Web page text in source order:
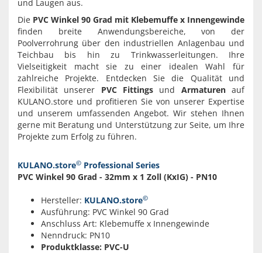
und Laugen aus.
Die PVC Winkel 90 Grad mit Klebemuffe x Innengewinde
finden breite Anwendungsbereiche, von der
Poolverrohrung über den industriellen Anlagenbau und
Teichbau bis hin zu Trinkwasserleitungen. Ihre
Vielseitigkeit macht sie zu einer idealen Wahl für
zahlreiche Projekte. Entdecken Sie die Qualität und
Flexibilität unserer PVC Fittings und Armaturenauf
KULANO.store und profitieren Sie von unserer Expertise
und unserem umfassenden Angebot. Wir stehen Ihnen
gerne mit Beratung und Unterstützung zur Seite, um Ihre
Projekte zum Erfolg zu führen.
KULANO.store© Professional Series
PVC Winkel 90 Grad - 32mm x 1 Zoll (KxIG) - PN10
Hersteller: KULANO.store©
Ausführung: PVC Winkel 90 Grad
Anschluss Art: Klebemuffe x Innengewinde
Nenndruck: PN10
Produktklasse: PVC-U